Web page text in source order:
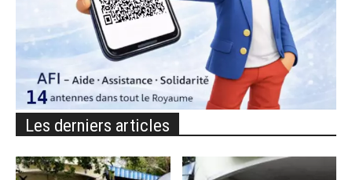
Les derniers articles